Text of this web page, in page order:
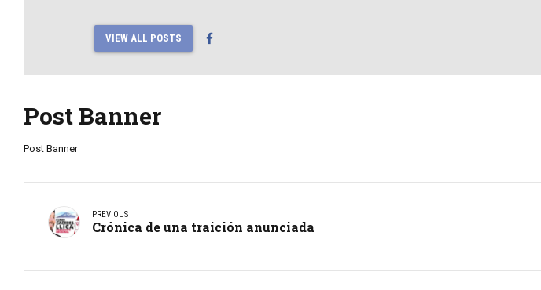
VIEW ALL POSTS
Post Banner
Post Banner
PREVIOUS
Crónica de una traición anunciada